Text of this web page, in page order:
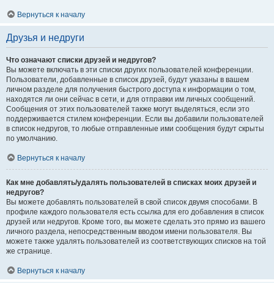
Вернуться к началу
Друзья и недруги
Что означают списки друзей и недругов?
Вы можете включать в эти списки других пользователей конференции.
Пользователи, добавленные в список друзей, будут указаны в вашем
личном разделе для получения быстрого доступа к информации о том,
находятся ли они сейчас в сети, и для отправки им личных сообщений.
Сообщения от этих пользователей также могут выделяться, если это
поддерживается стилем конференции. Если вы добавили пользователей
в список недругов, то любые отправленные ими сообщения будут скрыты
по умолчанию.
Вернуться к началу
Как мне добавлять/удалять пользователей в списках моих друзей и
недругов?
Вы можете добавлять пользователей в свой список двумя способами. В
профиле каждого пользователя есть ссылка для его добавления в список
друзей или недругов. Кроме того, вы можете сделать это прямо из вашего
личного раздела, непосредственным вводом имени пользователя. Вы
можете также удалять пользователей из соответствующих списков на той
же странице.
Вернуться к началу